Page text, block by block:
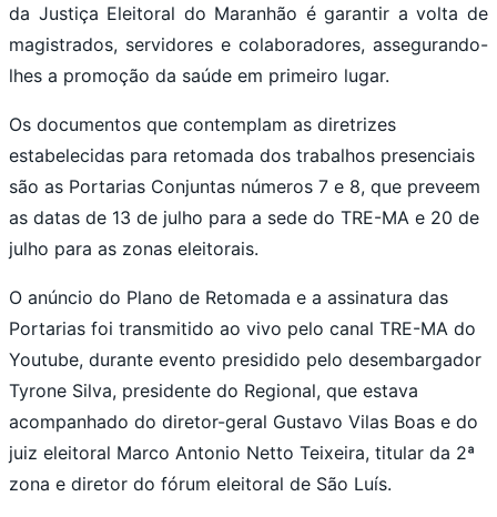
da Justiça Eleitoral do Maranhão é garantir a volta de
magistrados, servidores e colaboradores, assegurando-
lhes a promoção da saúde em primeiro lugar.
Os documentos que contemplam as diretrizes
estabelecidas para retomada dos trabalhos presenciais
são as Portarias Conjuntas números 7 e 8, que preveem
as datas de 13 de julho para a sede do TRE-MA e 20 de
julho para as zonas eleitorais.
O anúncio do Plano de Retomada e a assinatura das
Portarias foi transmitido ao vivo pelo canal TRE-MA do
Youtube, durante evento presidido pelo desembargador
Tyrone Silva, presidente do Regional, que estava
acompanhado do diretor-geral Gustavo Vilas Boas e do
juiz eleitoral Marco Antonio Netto Teixeira, titular da 2ª
zona e diretor do fórum eleitoral de São Luís.